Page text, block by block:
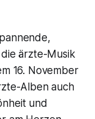
ärzte-Musik
16. November
Alben auch
und